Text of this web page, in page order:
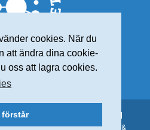
cookies. När du
att ändra dina cookie-
oss att lagra cookies.
förstår– Alla rättigheter reserverade |
802001-7565 | Webdesign:Frank &